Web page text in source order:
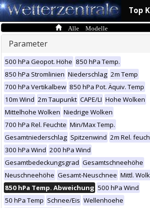
Top
Alle Modelle
Parameter
500 hPa Geopot. Höhe 850 hPa Temp.
850 hPa Stromlinien Niederschlag 2m Temp
700 hPa Vertikalbew 850 hPa Pot. Äquiv. Temp
10m Wind 2m Taupunkt CAPE/LI Hohe Wolken
Mittelhohe Wolken Niedrige Wolken
700 hPa Rel. Feuchte Min/Max Temp.
Gesamtniederschlag Spitzenwind 2m Rel.
300 hPa Wind 200 hPa Wind
Gesamtbedeckungsgrad Gesamtschneehöhe
Neuschneehöhe Gesamt-Neuschnee Mittl.
850 hPa Temp. Abweichung 500 hPa Wind
50 hPa Temp Schnee/Eis Wellenhoehe